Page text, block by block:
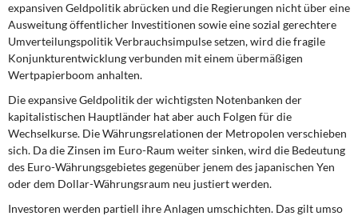
expansiven Geldpolitik abrücken und die Regierungen nicht über eine
Ausweitung öffentlicher Investitionen sowie eine sozial gerechtere
Umverteilungspolitik Verbrauchsimpulse setzen, wird die fragile
Konjunkturentwicklung verbunden mit einem übermäßigen
Wertpapierboom anhalten.
Die expansive Geldpolitik der wichtigsten Notenbanken der
kapitalistischen Hauptländer hat aber auch Folgen für die
Wechselkurse. Die Währungsrelationen der Metropolen verschieben
sich. Da die Zinsen im Euro-Raum weiter sinken, wird die Bedeutung
des Euro-Währungsgebietes gegenüber jenem des japanischen Yen
oder dem Dollar-Währungsraum neu justiert werden.
Investoren werden partiell ihre Anlagen umschichten. Das gilt umso